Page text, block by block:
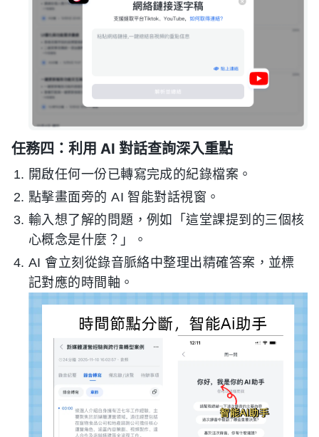
任務四：利用 AI 對話查詢深入重點
開啟任何一份已轉寫完成的紀錄檔案。
點擊畫面旁的 AI 智能對話視窗。
輸入想了解的問題，例如「這堂課提到的三個核
心概念是什麼？」。
AI 會立刻從錄音脈絡中整理出精確答案，並標
記對應的時間軸。